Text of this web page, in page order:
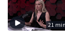
21 min